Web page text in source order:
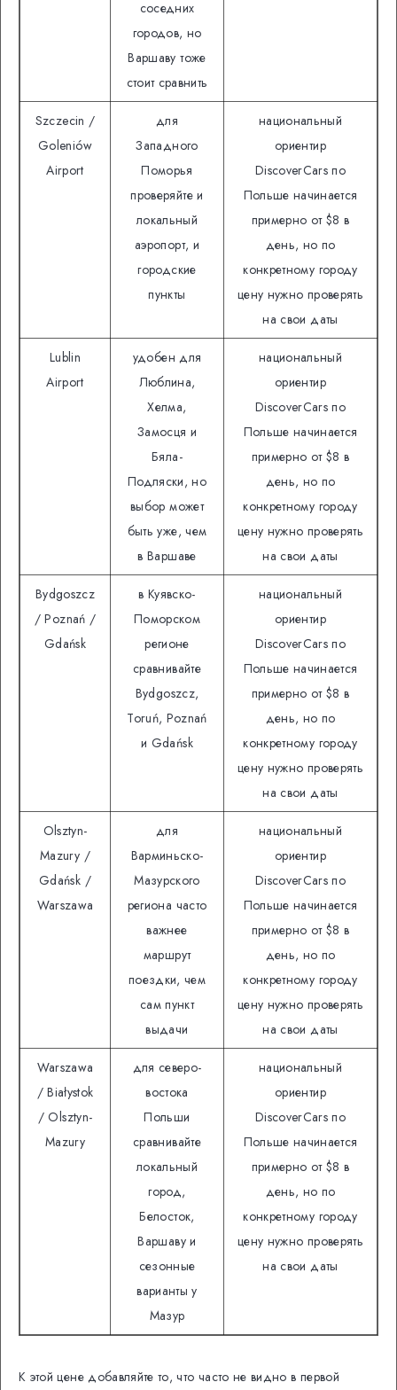
соседних
городов, но
Варшаву тоже
стоит сравнить
Szczecin /
Goleniów
Airport
для
Западного
Поморья
проверяйте и
локальный
аэропорт, и
городские
пункты
национальный
ориентир
DiscoverCars по
Польше начинается
примерно от $8 в
день, но по
конкретному городу
цену нужно проверять
на свои даты
Lublin
Airport
удобен для
Люблина,
Хелма,
Замосця и
Бяла-
Подляски, но
выбор может
быть уже, чем
в Варшаве
национальный
ориентир
DiscoverCars по
Польше начинается
примерно от $8 в
день, но по
конкретному городу
цену нужно проверять
на свои даты
Bydgoszcz
/ Poznań /
Gdańsk
в Куявско-
Поморском
регионе
сравнивайте
Bydgoszcz,
Toruń, Poznań
и Gdańsk
национальный
ориентир
DiscoverCars по
Польше начинается
примерно от $8 в
день, но по
конкретному городу
цену нужно проверять
на свои даты
Olsztyn-
Mazury /
Gdańsk /
Warszawa
для
Варминьско-
Мазурского
региона часто
важнее
маршрут
поездки, чем
сам пункт
выдачи
национальный
ориентир
DiscoverCars по
Польше начинается
примерно от $8 в
день, но по
конкретному городу
цену нужно проверять
на свои даты
Warszawa
/ Białystok
/ Olsztyn-
Mazury
для северо-
востока
Польши
сравнивайте
локальный
город,
Белосток,
Варшаву и
сезонные
варианты у
Мазур
национальный
ориентир
DiscoverCars по
Польше начинается
примерно от $8 в
день, но по
конкретному городу
цену нужно проверять
на свои даты
К этой цене добавляйте то, что часто не видно в первой